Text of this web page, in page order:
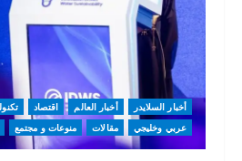
أخبار السلايدر أخبار العالم اقتصاد
عربي وخليجي
مقالات منوعات و مجتمع